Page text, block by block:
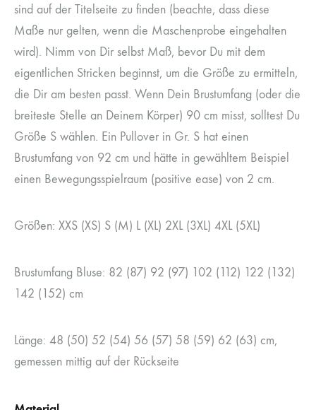
sind auf der Titelseite zu finden (beachte, dass diese
Maße nur gelten, wenn die Maschenprobe eingehalten
wird). Nimm von Dir selbst Maß, bevor Du mit dem
eigentlichen Stricken beginnst, um die Größe zu ermitteln,
die Dir am besten passt. Wenn Dein Brustumfang (oder die
breiteste Stelle an Deinem Körper) 90 cm misst, solltest Du
Größe S wählen. Ein Pullover in Gr. S hat einen
Brustumfang von 92 cm und hätte in gewähltem Beispiel
einen Bewegungsspielraum (positive ease) von 2 cm.
Größen: XXS (XS) S (M) L (XL) 2XL (3XL) 4XL (5XL)
Brustumfang Bluse: 82 (87) 92 (97) 102 (112) 122 (132)
142 (152) cm
Länge: 48 (50) 52 (54) 56 (57) 58 (59) 62 (63) cm,
gemessen mittig auf der Rückseite